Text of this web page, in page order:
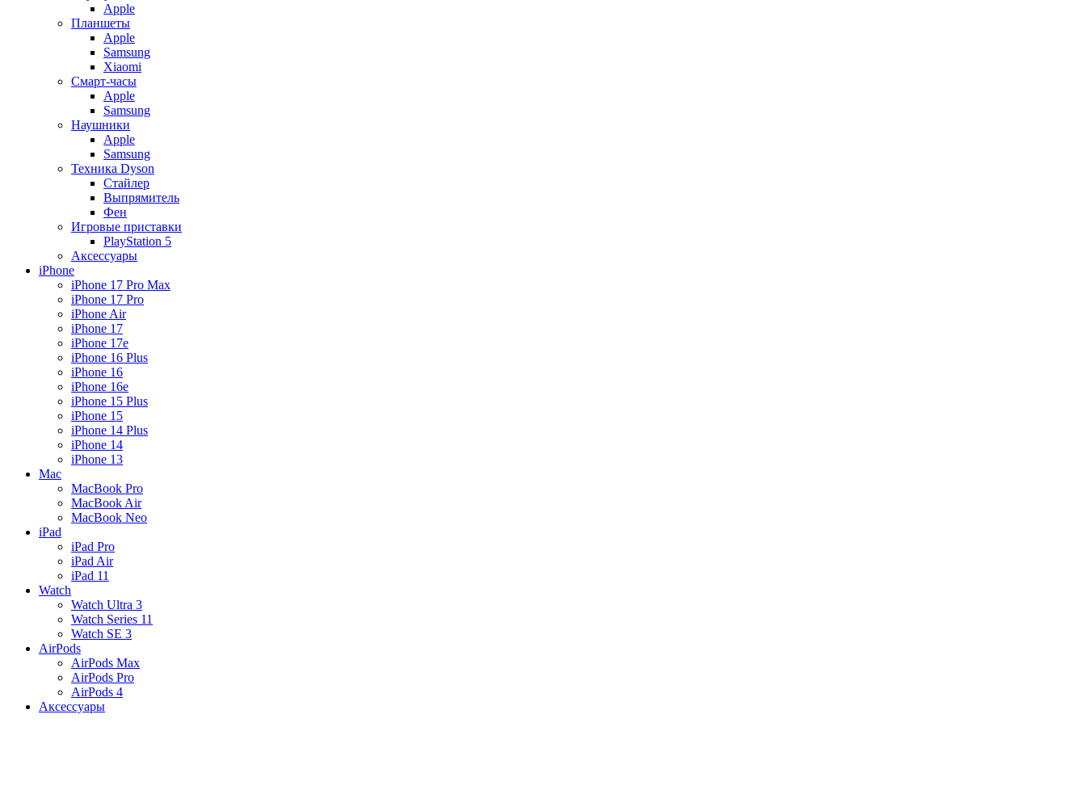
Apple
Планшеты
Apple
Samsung
Xiaomi
Смарт-часы
Apple
Samsung
Наушники
Apple
Samsung
Техника Dyson
Стайлер
Выпрямитель
Фен
Игровые приставки
PlayStation 5
Аксессуары
iPhone
iPhone 17 Pro Max
iPhone 17 Pro
iPhone Air
iPhone 17
iPhone 17e
iPhone 16 Plus
iPhone 16
iPhone 16e
iPhone 15 Plus
iPhone 15
iPhone 14 Plus
iPhone 14
iPhone 13
Mac
MacBook Pro
MacBook Air
MacBook Neo
iPad
iPad Pro
iPad Air
iPad 11
Watch
Watch Ultra 3
Watch Series 11
Watch SE 3
AirPods
AirPods Max
AirPods Pro
AirPods 4
Аксессуары